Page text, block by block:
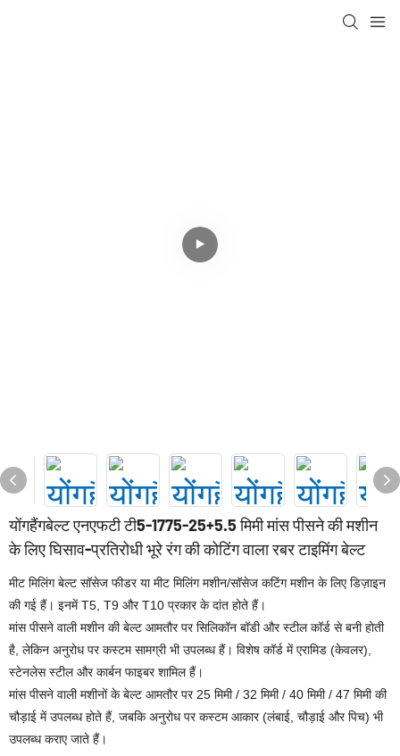
योंगहैंगबेल्ट एनएफटी टी5-1775-25+5.5 मिमी मांस पीसने की मशीन
के लिए घिसाव-प्रतिरोधी भूरे रंग की कोटिंग वाला रबर टाइमिंग बेल्ट
मीट मिलिंग बेल्ट सॉसेज फीडर या मीट मिलिंग मशीन/सॉसेज कटिंग मशीन के लिए डिज़ाइन
की गई हैं। इनमें T5, T9 और T10 प्रकार के दांत होते हैं।
मांस पीसने वाली मशीन की बेल्ट आमतौर पर सिलिकॉन बॉडी और स्टील कॉर्ड से बनी होती
है, लेकिन अनुरोध पर कस्टम सामग्री भी उपलब्ध हैं। विशेष कॉर्ड में एरामिड (केवलर),
स्टेनलेस स्टील और कार्बन फाइबर शामिल हैं।
मांस पीसने वाली मशीनों के बेल्ट आमतौर पर 25 मिमी / 32 मिमी / 40 मिमी / 47 मिमी की
चौड़ाई में उपलब्ध होते हैं, जबकि अनुरोध पर कस्टम आकार (लंबाई, चौड़ाई और पिच) भी
उपलब्ध कराए जाते हैं।